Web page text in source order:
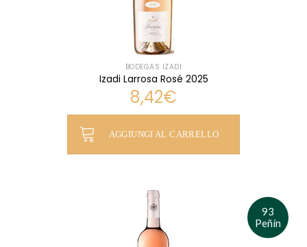
BODEGAS IZADI
Izadi Larrosa Rosé 2025
8,42€
AGGIUNGI AL CARRELLO
93
Peñín